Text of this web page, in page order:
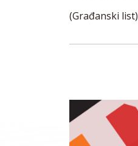
(Građanski list)